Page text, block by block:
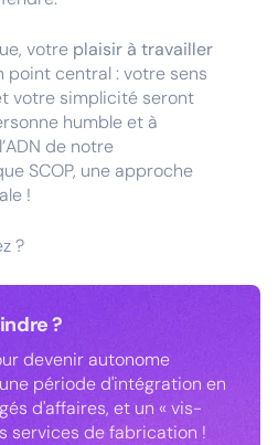
votre plaisir à travailler
point central : votre sens
votre simplicité seront
humble et à
de notre
SCOP, une approche
!
?
?
devenir autonome
période d'intégration en
d'affaires, et un « vis-
services de fabrication !